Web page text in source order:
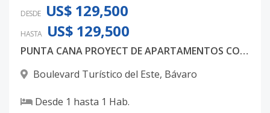
DESDE US$ 129,500
HASTA US$ 129,500
PUNTA CANA PROYECT DE APARTAMENTOS CONCEPTO SOLO ADULTOS APARTAMENTOS DESDE USD125,900 SINGLE1 FASE 2
Boulevard Turístico del Este, Bávaro
Desde 1 hasta 1 Hab.